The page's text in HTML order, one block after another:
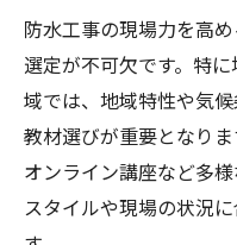
防水工事の現場力を高
選定が不可欠です。特
域では、地域特性や気
教材選びが重要となりま
オンライン講座など多
スタイルや現場の状況